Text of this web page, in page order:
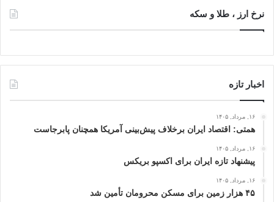
نرخ ارز ، طلا و سکه
اخبار تازه
۱۶, مرداد, ۱۴۰۵
همتی: اقتصاد ایران برخلاف پیش‌بینی آمریکا همچنان پابرجاست
۱۶, مرداد, ۱۴۰۵
پیشنهاد تازه ایران برای اکسپو بریکس
۱۶, مرداد, ۱۴۰۵
۴۵ هزار زمین برای مسکن محرومان تأمین شد